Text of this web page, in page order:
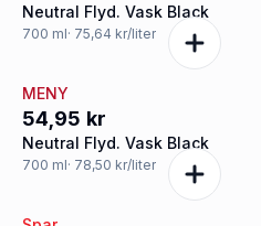
Neutral Flyd. Vask Black
700 ml· 75,64 kr/liter
MENY
54,95 kr
Neutral Flyd. Vask Black
700 ml· 78,50 kr/liter